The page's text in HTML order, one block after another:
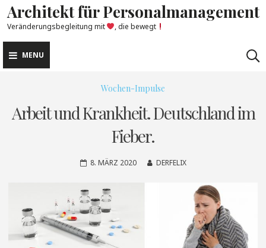
Skip
to
content
Architekt für Personalmanagement
Veränderungsbegleitung mit , die bewegt
MENU
Wochen-Impulse
Arbeit und Krankheit. Deutschland im
Fieber.
8. MÄRZ 2020 DERFELIX